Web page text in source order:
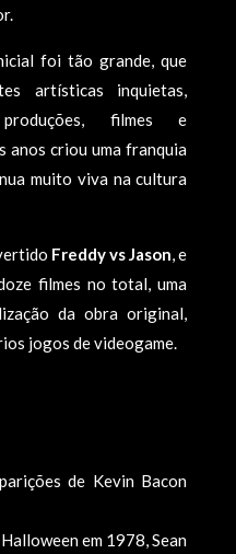
foi tão grande, que
artísticas inquietas,
produções, filmes e
anos criou uma franquia
muito viva na cultura
Freddy vs Jason, e
filmes no total, uma
da obra original,
jogos de videogame.
de Kevin Bacon
em 1978, Sean